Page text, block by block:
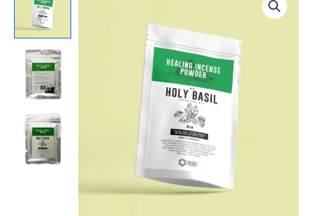
Powder
Basil
50gm
cantidad